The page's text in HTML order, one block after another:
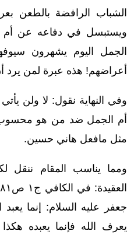
الشباب الرافضة بالطعن
ويستبسل في دفاعه عن أم
الجمل اليوم يشهرون
أعراضهم! هذه عبرة لمن يرد
وفي النهاية نقول: لا ولن
أم الجمل ضد من هو
مثل مافعل هاني حسين.
ومما يناسب المقام ننقل
جعفر عليه السلام: إنما
يعرف الله فإنما يعبده